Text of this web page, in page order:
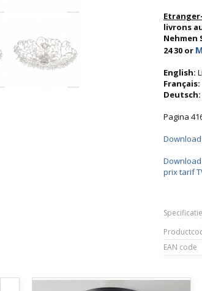
livrons
Nehmen
24 30 or
English:
Français:
Deutsch:
Pagina
Download
prix tarif
EAN code